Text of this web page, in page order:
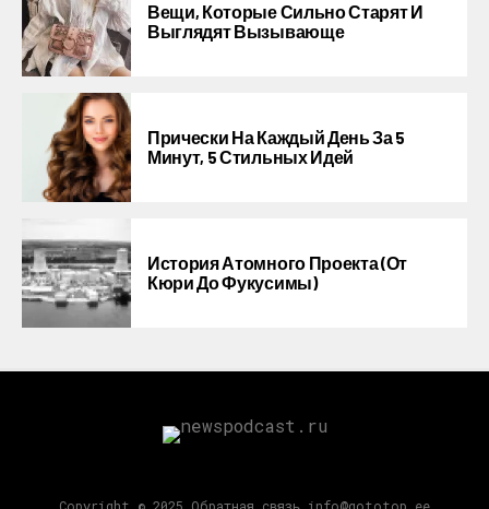
Вещи, Которые Сильно Старят И
Выглядят Вызывающе
Прически На Каждый День За 5
Минут, 5 Стильных Идей
История Атомного Проекта (от
Кюри До Фукусимы)